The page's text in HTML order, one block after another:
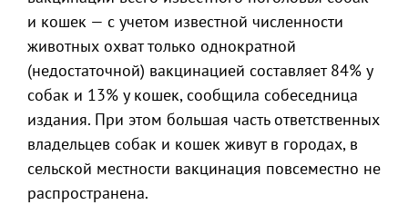
и кошек — с учетом известной численности
животных охват только однократной
(недостаточной) вакцинацией составляет 84% у
собак и 13% у кошек, сообщила собеседница
издания. При этом большая часть ответственных
владельцев собак и кошек живут в городах, в
сельской местности вакцинация повсеместно не
распространена.